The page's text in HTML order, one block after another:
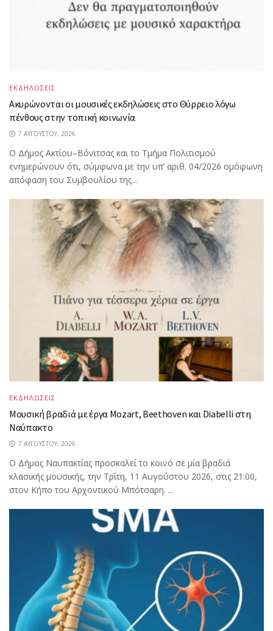
ΕΚΔΗΛΩΣΕΙΣ
Ακυρώνονται οι μουσικές εκδηλώσεις στο Θύρρειο λόγω
πένθους στην τοπική κοινωνία
7 ΑΥΓΟΎΣΤΟΥ, 2026
Ο Δήμος Ακτίου–Βόνιτσας και το Τμήμα Πολιτισμού
ενημερώνουν ότι, σύμφωνα με την υπ’ αριθ. 04/2026 ομόφωνη
απόφαση του Συμβουλίου της...
ΕΚΔΗΛΩΣΕΙΣ
Μουσική βραδιά με έργα Mozart, Beethoven και Diabelli στη
Ναύπακτο
7 ΑΥΓΟΎΣΤΟΥ, 2026
Ο Δήμος Ναυπακτίας προσκαλεί το κοινό σε μία βραδιά
κλασικής μουσικής, την Τρίτη, 11 Αυγούστου 2026, στις 21:00,
στον Κήπο του Αρχοντικού Μπότσαρη. ...